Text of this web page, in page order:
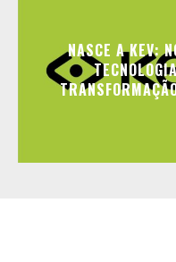
NASCE A KEV: